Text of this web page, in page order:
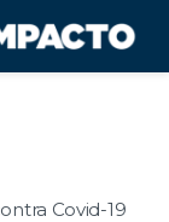
Covid-19